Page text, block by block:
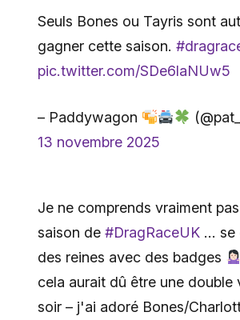
Seuls Bones ou Tayris sont
gagner cette saison.
pic.twitter.com/SDe6laNUw5
– Paddywagon
13 novembre 2025
Je ne comprends vraiment
saison de #DragRaceUK… se
des reines avec des badges
cela aurait dû être une double
soir – j'ai adoré Bones/